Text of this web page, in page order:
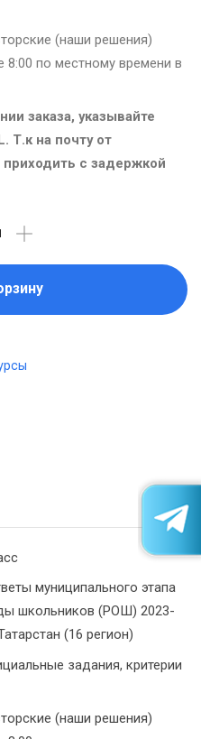
(наши решения)
8:00 по местному времени в
заказа, указывайте
Т.к на почту от
приходить с задержкой
муниципального этапа
школьников (РОШ) 2023-
(16 регион)
задания, критерии
(наши решения)